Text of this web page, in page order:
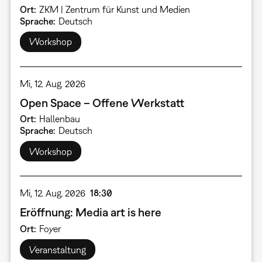
Ort ZKM | Zentrum für Kunst und Medien
Sprache Deutsch
Workshop
Mi, 12. Aug. 2026
Open Space – Offene Werkstatt
Ort Hallenbau
Sprache Deutsch
Workshop
Mi, 12. Aug. 2026 18:30
Eröffnung: Media art is here
Ort Foyer
Veranstaltung